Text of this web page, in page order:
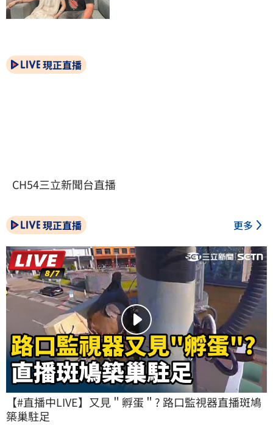
現正直播
CH54三立新聞台直播
現正直播 更多
【#直播中LIVE】又見＂孵蛋＂? 路口監視器直播斑鳩
築巢駐足